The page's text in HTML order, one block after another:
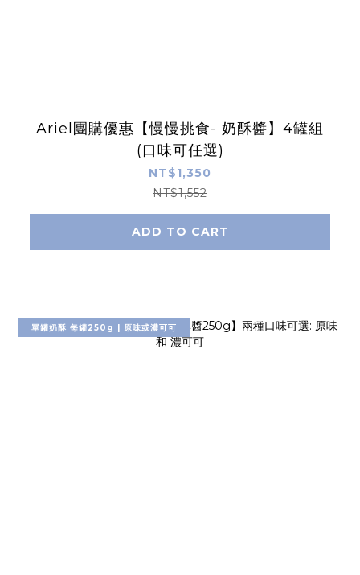
Ariel團購優惠【慢慢挑食- 奶酥醬】4罐組
(口味可任選)
NT$1,350
NT$1,552
ADD TO CART
單罐奶酥 每罐250g | 原味或濃可可